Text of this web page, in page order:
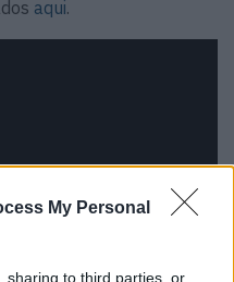
My Personal
sharing to third parties, or
aqui.